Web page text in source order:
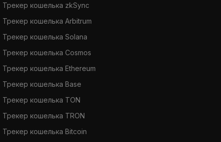
Трекер кошелька zkSync
Трекер кошелька Arbitrum
Трекер кошелька Solana
Трекер кошелька Cosmos
Трекер кошелька Ethereum
Трекер кошелька Base
Трекер кошелька TON
Трекер кошелька TRON
Трекер кошелька Bitcoin